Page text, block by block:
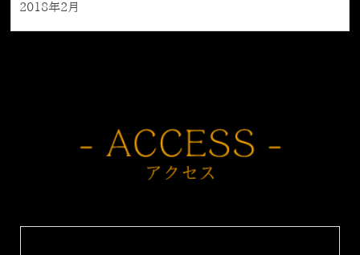
2018年2月